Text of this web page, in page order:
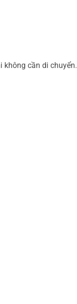
không cần di chuyển.